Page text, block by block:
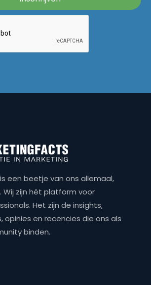
een beetje van ons allemaal,
Wij zijn hét platform voor
Het zijn de insights,
opinies en recencies die ons als
binden.